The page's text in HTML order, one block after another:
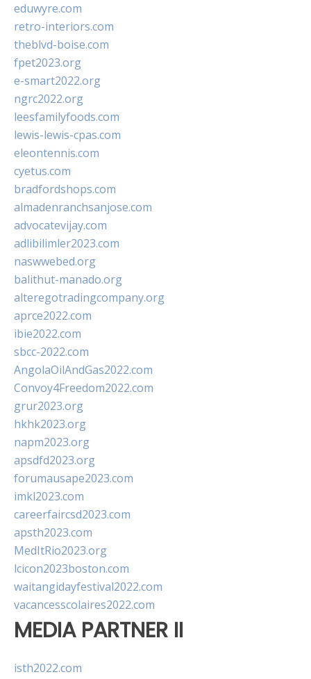
eduwyre.com
retro-interiors.com
theblvd-boise.com
fpet2023.org
e-smart2022.org
ngrc2022.org
leesfamilyfoods.com
lewis-lewis-cpas.com
eleontennis.com
cyetus.com
bradfordshops.com
almadenranchsanjose.com
advocatevijay.com
adlibilimler2023.com
naswwebed.org
balithut-manado.org
alteregotradingcompany.org
aprce2022.com
ibie2022.com
sbcc-2022.com
AngolaOilAndGas2022.com
Convoy4Freedom2022.com
grur2023.org
hkhk2023.org
napm2023.org
apsdfd2023.org
forumausape2023.com
imkl2023.com
careerfaircsd2023.com
apsth2023.com
MedItRio2023.org
lcicon2023boston.com
waitangidayfestival2022.com
vacancesscolaires2022.com
MEDIA PARTNER II
isth2022.com